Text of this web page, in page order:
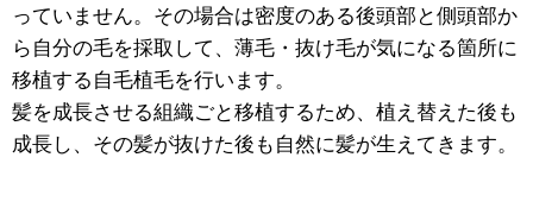
っていません。その場合は密度のある後頭部と側頭部か
ら自分の毛を採取して、薄毛・抜け毛が気になる箇所に
移植する自毛植毛を行います。
髪を成長させる組織ごと移植するため、植え替えた後も
成長し、その髪が抜けた後も自然に髪が生えてきます。